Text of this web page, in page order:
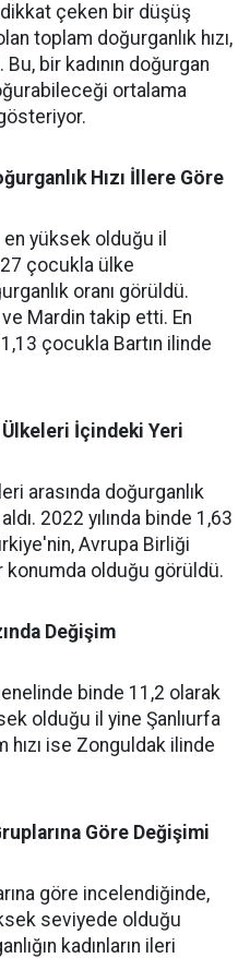
dikkat çeken bir düşüş
toplam doğurganlık hızı,
bir kadının doğurgan
ortalama
gösteriyor.
Hızı İllere Göre
en yüksek olduğu il
çocukla ülke
oranı görüldü.
ve Mardin takip etti. En
çocukla Bartın ilinde
İçindeki Yeri
arasında doğurganlık
2022 yılında binde 1,63
Avrupa Birliği
konumda olduğu görüldü.
Değişim
binde 11,2 olarak
olduğu il yine Şanlıurfa
hızı ise Zonguldak ilinde
Göre Değişimi
göre incelendiğinde,
seviyede olduğu
kadınların ileri